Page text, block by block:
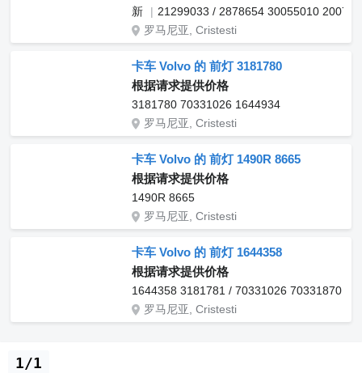
新
21299033 / 2878654 30055010
罗马尼亚, Cristesti
卡车 Volvo 的 前灯 3181780
根据请求提供价格
3181780 70331026 1644934
罗马尼亚, Cristesti
卡车 Volvo 的 前灯 1490R 8665
根据请求提供价格
1490R 8665
罗马尼亚, Cristesti
卡车 Volvo 的 前灯 1644358
根据请求提供价格
1644358 3181781 / 70331026 70331870
罗马尼亚, Cristesti
1/1